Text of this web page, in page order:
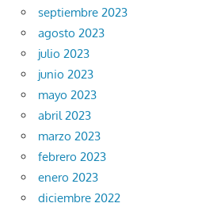
septiembre 2023
agosto 2023
julio 2023
junio 2023
mayo 2023
abril 2023
marzo 2023
febrero 2023
enero 2023
diciembre 2022